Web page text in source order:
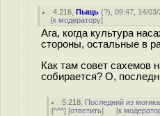
4.216 ,Пыщь (?), 09:47, 14/
[к модератору]
Ага, когда культура
стороны, остальные в
Как там совет сахемов
собирается? О,
5.218 Последний из
[^^^] [ответить] [к